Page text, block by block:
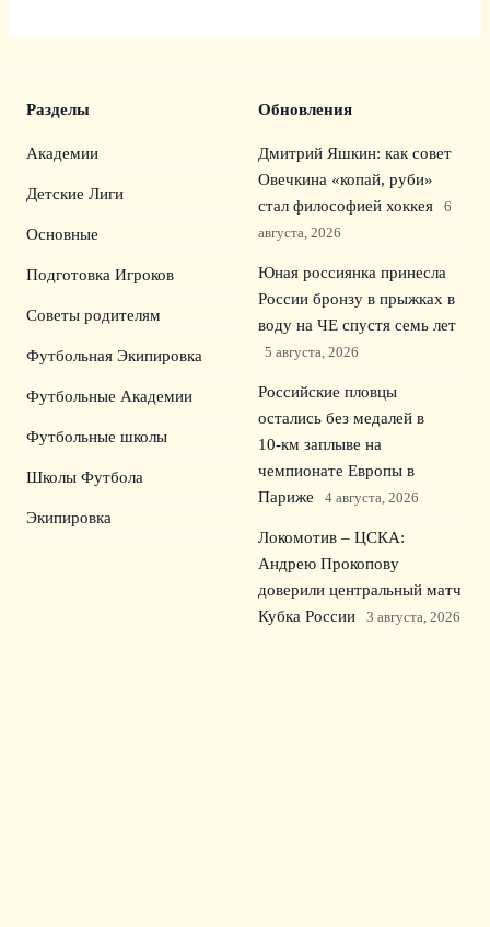
Разделы
Академии
Детские Лиги
Основные
Подготовка Игроков
Советы родителям
Футбольная Экипировка
Футбольные Академии
Футбольные школы
Школы Футбола
Экипировка
Обновления
Дмитрий Яшкин: как совет
Овечкина «копай, руби»
стал философией хоккея
6
августа, 2026
Юная россиянка принесла
России бронзу в прыжках в
воду на ЧЕ спустя семь лет
5 августа, 2026
Российские пловцы
остались без медалей в
10‑км заплыве на
чемпионате Европы в
Париже
4 августа, 2026
Локомотив – ЦСКА:
Андрею Прокопову
доверили центральный матч
Кубка России
3 августа, 2026